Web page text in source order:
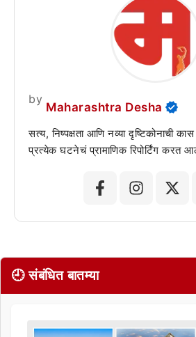
by
Maharashtra Desha
सत्य, निष्पक्षता आणि नव्या दृष्टिकोनाची
प्रत्येक घटनेचं प्रामाणिक रिपोर्टिंग करत
🕘 संबंधित बातम्या